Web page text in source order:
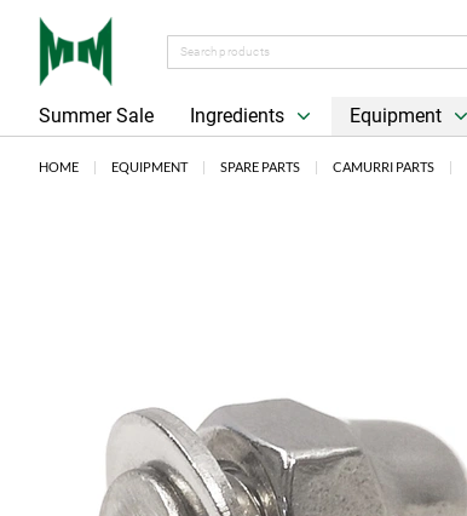
Summer Sale Ingredients Equipment
HOME EQUIPMENT SPARE PARTS CAMURRI PARTS